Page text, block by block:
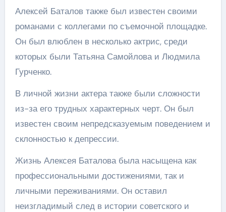
Алексей Баталов также был известен своими
романами с коллегами по съемочной площадке.
Он был влюблен в несколько актрис, среди
которых были Татьяна Самойлова и Людмила
Гурченко.
В личной жизни актера также были сложности
из-за его трудных характерных черт. Он был
известен своим непредсказуемым поведением и
склонностью к депрессии.
Жизнь Алексея Баталова была насыщена как
профессиональными достижениями, так и
личными переживаниями. Он оставил
неизгладимый след в истории советского и